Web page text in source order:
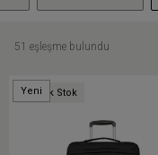
51 eşleşme bulundu
Düşük Stok
Yeni